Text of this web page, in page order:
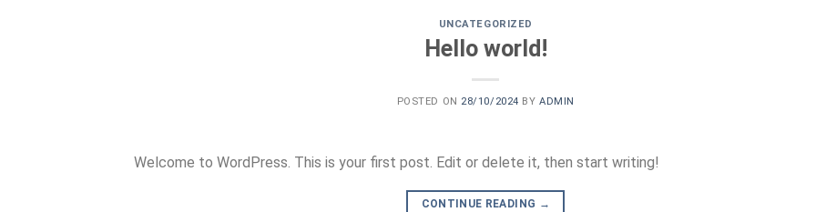
UNCATEGORIZED
Hello world!
POSTED ON 28/10/2024 BYADMIN
Welcome to WordPress. This is your first post. Edit or delete it, then start writing!
CONTINUE READING →